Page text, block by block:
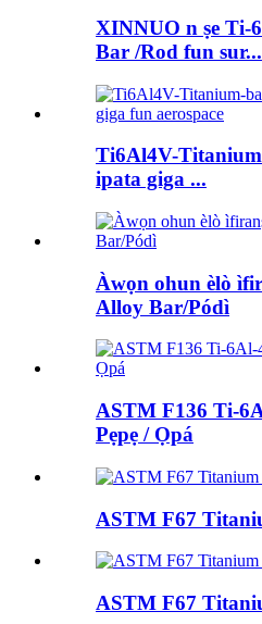
XINNUO n ṣe Ti-
Bar /Rod fun sur...
Ti6Al4V-
ipata giga ...
Àwọn ohun èlò
Alloy Bar/Pódì
ASTM F136 Ti-
Pẹpẹ / Ọpá
ASTM F67
ASTM F67